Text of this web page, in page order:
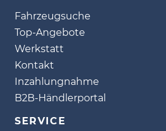
Fahrzeugsuche
Top-Angebote
Werkstatt
Kontakt
Inzahlungnahme
B2B-Händlerportal
SERVICE